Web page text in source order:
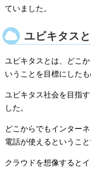
ていました。
ユビキタス
ユビキタスとは、どこ
いうことを目標にしたも
ユビキタス社会を目指
した。
どこからでもインター
電話が使えるということ
クラウドを想像すると